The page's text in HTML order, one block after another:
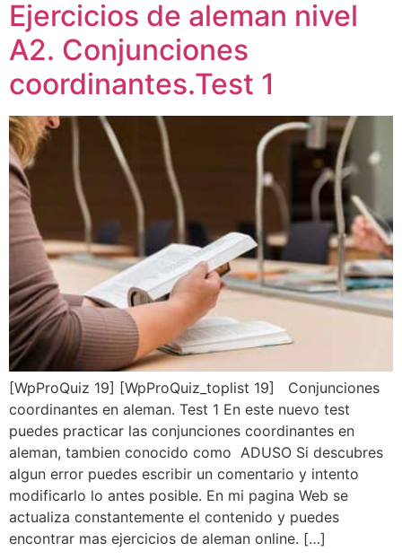
Ejercicios de aleman nivel
A2. Conjunciones
coordinantes.Test 1
[WpProQuiz 19] [WpProQuiz_toplist 19] Conjunciones
coordinantes en aleman. Test 1 En este nuevo test
puedes practicar las conjunciones coordinantes en
aleman, tambien conocido como ADUSO Si descubres
algun error puedes escribir un comentario y intento
modificarlo lo antes posible. En mi pagina Web se
actualiza constantemente el contenido y puedes
encontrar mas ejercicios de aleman online. […]